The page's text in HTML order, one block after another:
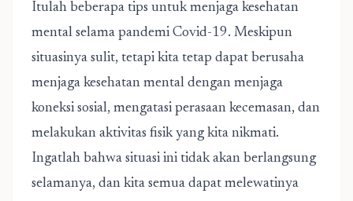
Itulah beberapa tips untuk menjaga kesehatan
mental selama pandemi Covid-19. Meskipun
situasinya sulit, tetapi kita tetap dapat berusaha
menjaga kesehatan mental dengan menjaga
koneksi sosial, mengatasi perasaan kecemasan, dan
melakukan aktivitas fisik yang kita nikmati.
Ingatlah bahwa situasi ini tidak akan berlangsung
selamanya, dan kita semua dapat melewatinya